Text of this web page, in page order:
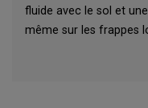
fluide avec le sol et
même sur les frappes